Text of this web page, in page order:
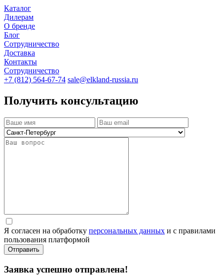
Каталог
Дилерам
О бренде
Блог
Сотрудничество
Доставка
Контакты
Сотрудничество
+7 (812) 564-67-74 sale@elkland-russia.ru
Получить консультацию
Я согласен на обработку персональных данных и с правилами
пользования платформой
Отправить
Заявка успешно отправлена!